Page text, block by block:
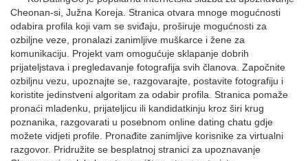
Cheonan-si, Južna Koreja. Stranica otvara mnoge mogućnosti
odabira profila koji vam se sviđaju, proširuje mogućnosti za
ozbiljne veze, pronalazi zanimljive muškarce i žene za
komunikaciju. Projekt vam omogućuje sklapanje dobrih
prijateljstava i pregledavanje fotografija svih članova. Započnite
ozbiljnu vezu, upoznajte se, razgovarajte, postavite fotografiju i
koristite jedinstveni algoritam za odabir profila. Stranica pomaže
pronaći mladenku, prijateljicu ili kandidatkinju kroz širi krug
poznanika, razgovarati u posebnom online dating chatu gdje
možete vidjeti profile. Pronađite zanimljive korisnike za virtualni
razgovor. Pridružite se besplatnoj stranici za upoznavanje